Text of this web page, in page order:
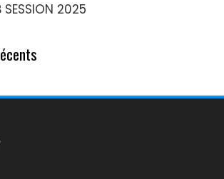
SESSION 2025